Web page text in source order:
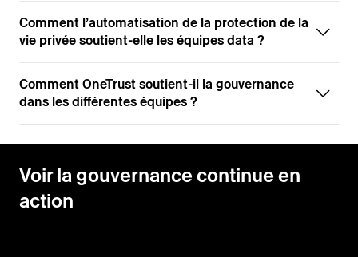
Comment l’automatisation de la protection de la
vie privée soutient-elle les équipes data ?
Comment OneTrust soutient-il la gouvernance
dans les différentes équipes ?
Voir la gouvernance continue en
action